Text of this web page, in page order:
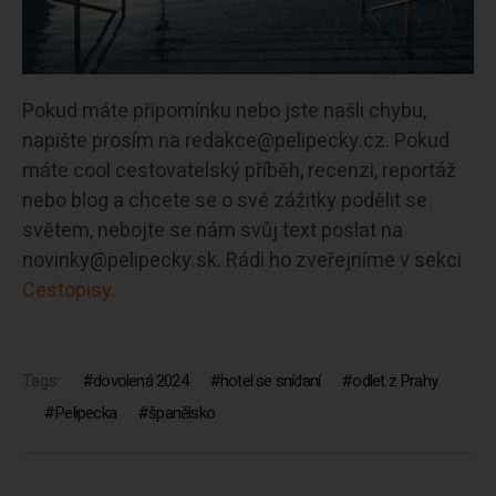
Pokud máte připomínku nebo jste našli chybu,
napište prosím na redakce@pelipecky.cz. Pokud
máte cool cestovatelský příběh, recenzi, reportáž
nebo blog a chcete se o své zážitky podělit se
světem, nebojte se nám svůj text poslat na
novinky@pelipecky.sk. Rádi ho zveřejníme v sekci
Cestopisy.
Tags: dovolená 2024 hotel se snídaní
odlet z Prahy
Pelipecka
španělsko